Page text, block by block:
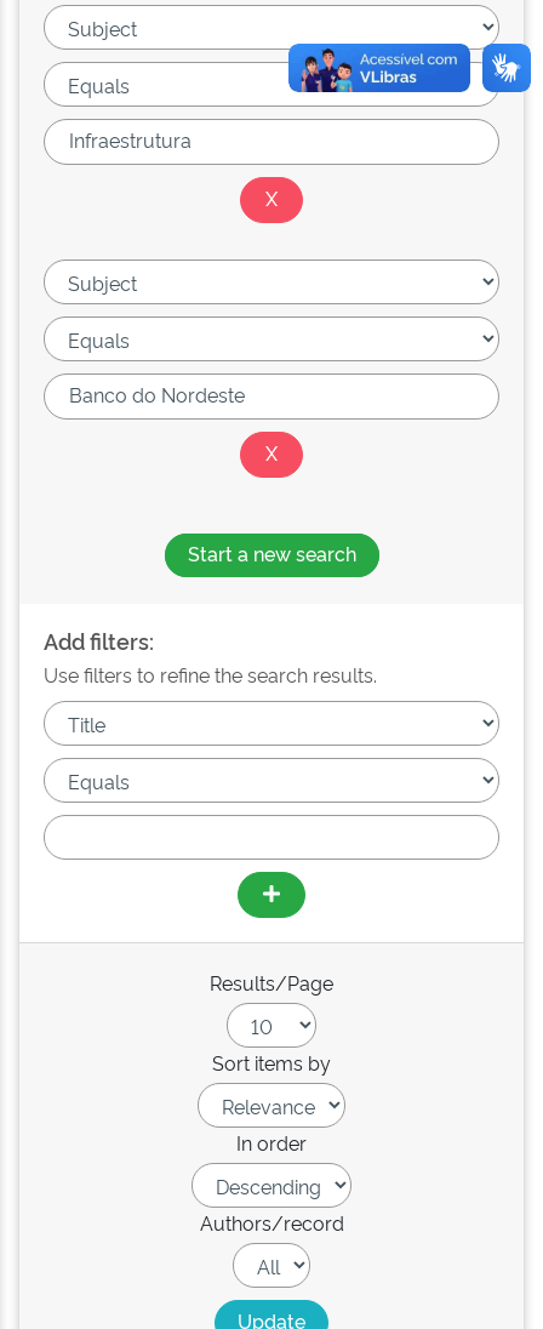
Start a new search
Add filters:
Use filters to refine the search results.
Results/Page
Sort items by
In order
Authors/record